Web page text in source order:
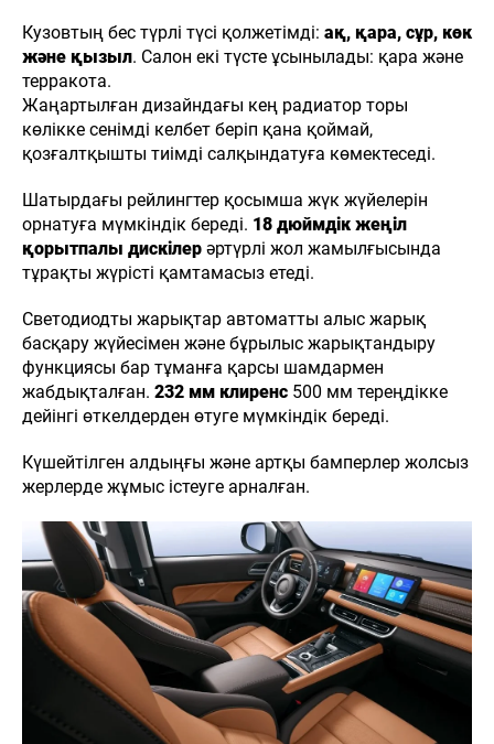
Кузовтың бес түрлі түсі қолжетімді: ақ, қара, сұр, көк
және қызыл. Салон екі түсте ұсынылады: қара және
терракота.
Жаңартылған дизайндағы кең радиатор торы
көлікке сенімді келбет беріп қана қоймай,
қозғалтқышты тиімді салқындатуға көмектеседі.
Шатырдағы рейлингтер қосымша жүк жүйелерін
орнатуға мүмкіндік береді. 18 дюймдік жеңіл
қорытпалы дискілер әртүрлі жол жамылғысында
тұрақты жүрісті қамтамасыз етеді.
Светодиодты жарықтар автоматты алыс жарық
басқару жүйесімен және бұрылыс жарықтандыру
функциясы бар тұманға қарсы шамдармен
жабдықталған. 232 мм клиренс 500 мм тереңдікке
дейінгі өткелдерден өтуге мүмкіндік береді.
Күшейтілген алдыңғы және артқы бамперлер жолсыз
жерлерде жұмыс істеуге арналған.